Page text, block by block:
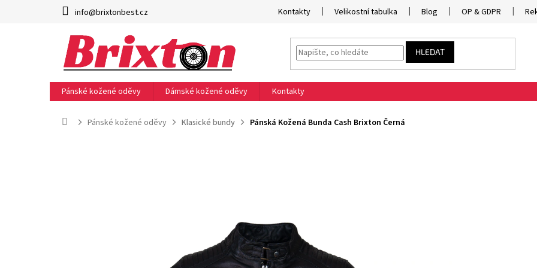
info@brixtonbest.cz Kontakty Velikostní tabulka Blog OP & GDPR
HLEDAT
Pánské kožené oděvy Dámské kožené oděvy Kontakty
DomůPánské kožené oděvy Klasické bundy Pánská Kožená Bunda Cash Brixton Černá